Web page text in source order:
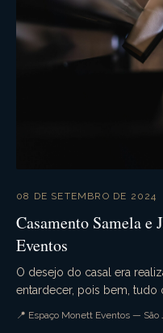
08 DE SETEMBRO DE 2024
Casamento Samela e
Eventos
O desejo do casal era
entardecer, pois bem,
📍 Espaço Monett Eventos — São